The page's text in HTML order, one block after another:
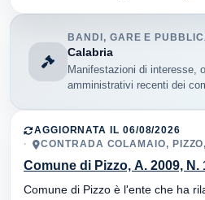
BANDI, GARE E
Calabria
Manifestazioni di interesse,
amministrativi recenti dei
AGGIORNATA IL 06/08/2026
CONTRADA COLAMAIO,
Comune di Pizzo, A. 2009, N.
Comune di Pizzo è l'ente che ha